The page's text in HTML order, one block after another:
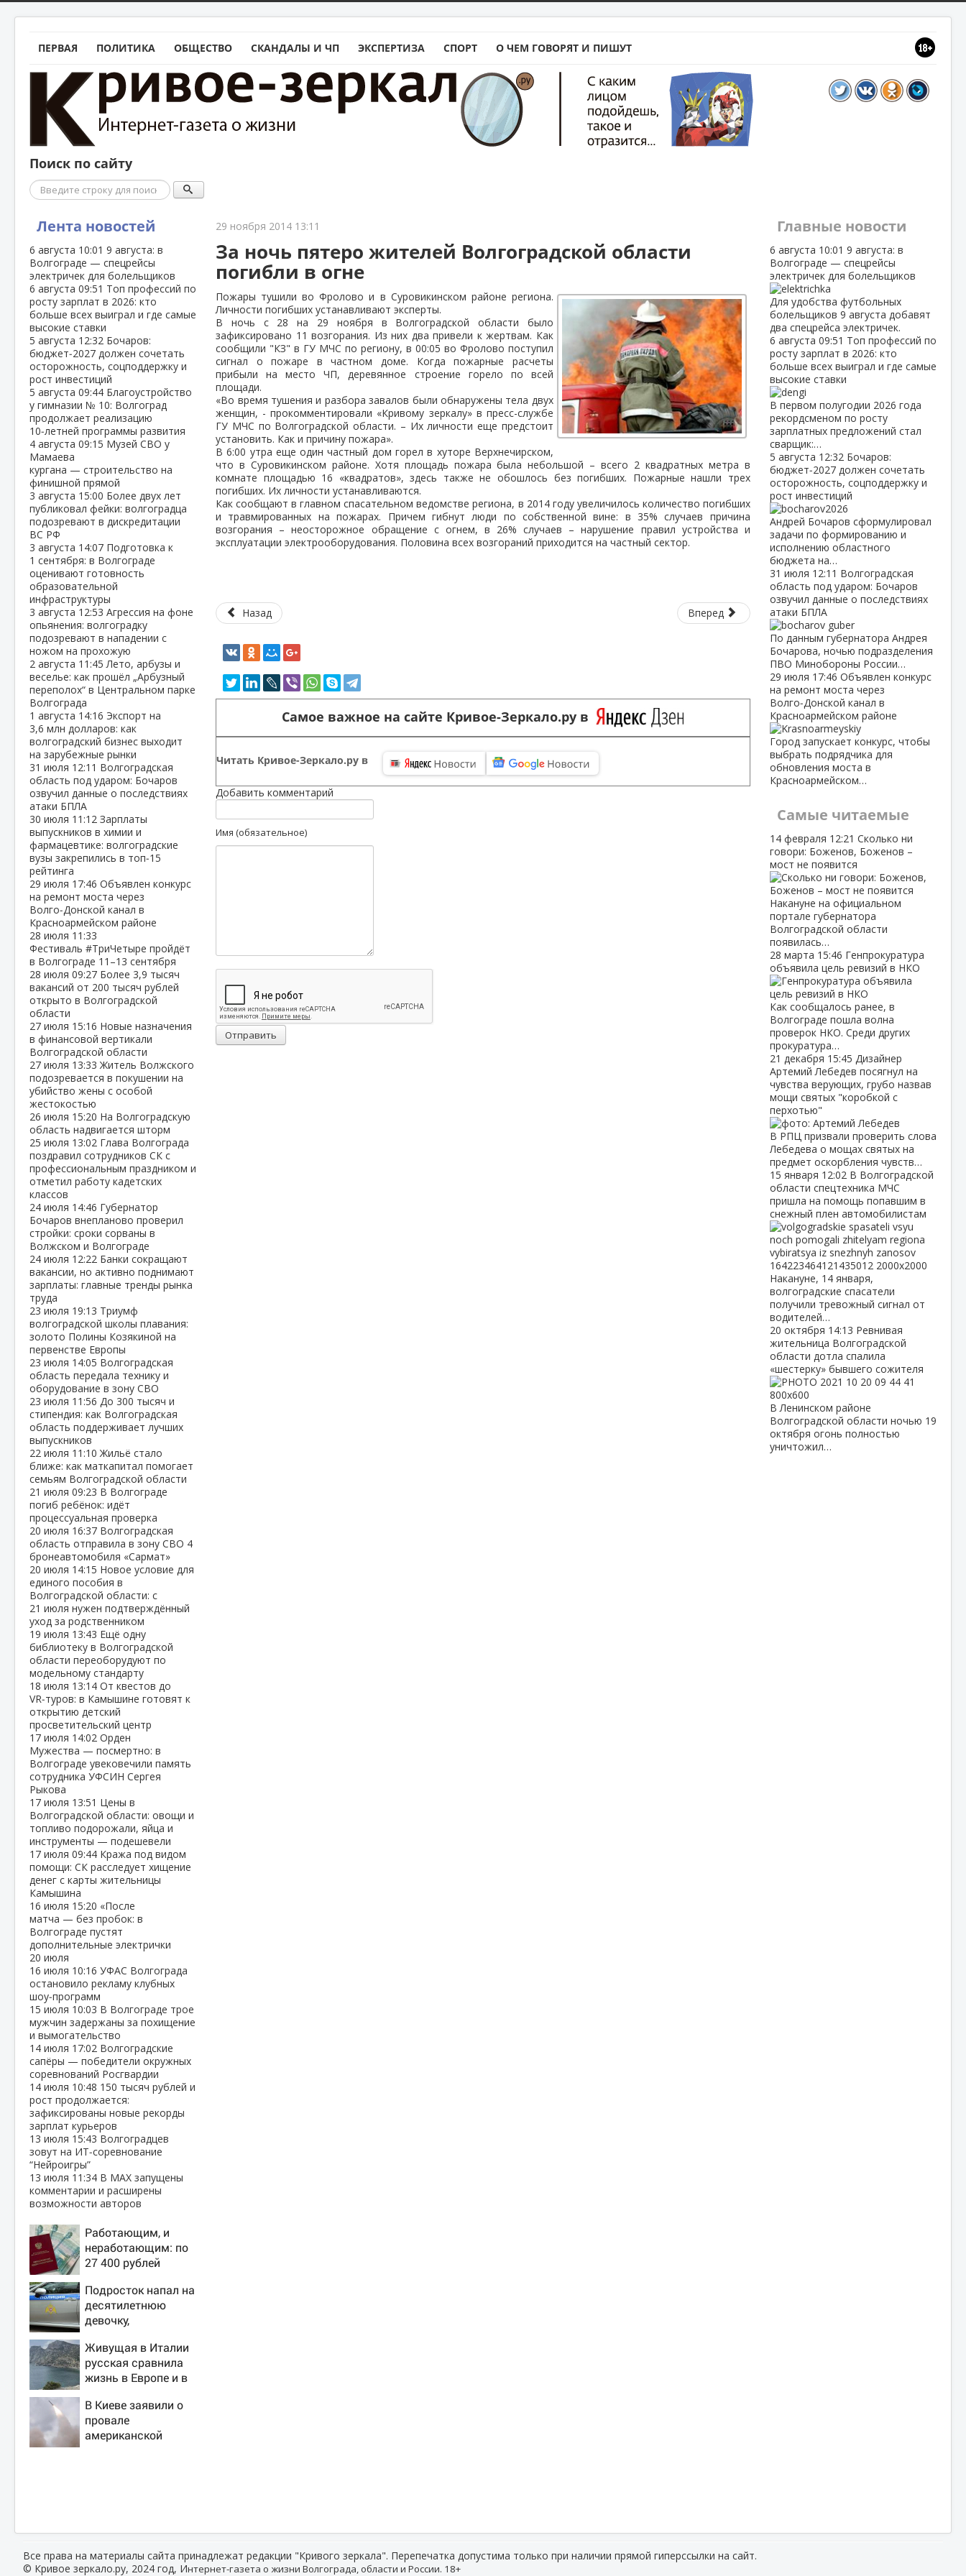
ПЕРВАЯ ПОЛИТИКА ОБЩЕСТВО СКАНДАЛЫ И ЧП ЭКСПЕРТИЗА СПОРТ О ЧЕМ ГОВОРЯТ И ПИШУТ
Поиск по сайту
Поиск
Лента новостей
6 августа 10:01 9 августа: в
Волгограде — спецрейсы
электричек для болельщиков
6 августа 09:51 Топ профессий по
росту зарплат в 2026: кто
больше всех выиграл и где самые
высокие ставки
5 августа 12:32 Бочаров:
бюджет‑2027 должен сочетать
осторожность, соцподдержку и
рост инвестиций
5 августа 09:44 Благоустройство
у гимназии № 10: Волгоград
продолжает реализацию
10‑летней программы развития
4 августа 09:15 Музей СВО у
Мамаева
кургана — строительство на
финишной прямой
3 августа 15:00 Более двух лет
публиковал фейки: волгоградца
подозревают в дискредитации
ВС РФ
3 августа 14:07 Подготовка к
1 сентября: в Волгограде
оценивают готовность
образовательной
инфраструктуры
3 августа 12:53 Агрессия на фоне
опьянения: волгоградку
подозревают в нападении с
ножом на прохожую
2 августа 11:45Лето, арбузы и
веселье: как прошёл „Арбузный
переполох“ в Центральном парке
Волгограда
1 августа 14:16 Экспорт на
3,6 млн долларов: как
волгоградский бизнес выходит
на зарубежные рынки
31 июля 12:11 Волгоградская
область под ударом: Бочаров
озвучил данные о последствиях
атаки БПЛА
30 июля 11:12 Зарплаты
выпускников в химии и
фармацевтике: волгоградские
вузы закрепились в топ‑15
рейтинга
29 июля 17:46 Объявлен конкурс
на ремонт моста через
Волго‑Донской канал в
Красноармейском районе
28 июля 11:33
Фестиваль #ТриЧетыре пройдёт
в Волгограде 11–13 сентября
28 июля 09:27 Более 3,9 тысяч
вакансий от 200 тысяч рублей
открыто в Волгоградской
области
27 июля 15:16 Новые назначения
в финансовой вертикали
Волгоградской области
27 июля 13:33Житель Волжского
подозревается в покушении на
убийство жены с особой
жестокостью
26 июля 15:20 На Волгоградскую
область надвигается шторм
25 июля 13:02 Глава Волгограда
поздравил сотрудников СК с
профессиональным праздником и
отметил работу кадетских
классов
24 июля 14:46 Губернатор
Бочаров внепланово проверил
стройки: сроки сорваны в
Волжском и Волгограде
24 июля 12:22 Банки сокращают
вакансии, но активно поднимают
зарплаты: главные тренды рынка
труда
23 июля 19:13 Триумф
волгоградской школы плавания:
золото Полины Козякиной на
первенстве Европы
23 июля 14:05 Волгоградская
область передала технику и
оборудование в зону СВО
23 июля 11:56 До 300 тысяч и
стипендия: как Волгоградская
область поддерживает лучших
выпускников
22 июля 11:10Жильё стало
ближе: как маткапитал помогает
семьям Волгоградской области
21 июля 09:23 В Волгограде
погиб ребёнок: идёт
процессуальная проверка
20 июля 16:37 Волгоградская
область отправила в зону СВО 4
бронеавтомобиля «Сармат»
20 июля 14:15 Новое условие для
единого пособия в
Волгоградской области: с
21 июля нужен подтверждённый
уход за родственником
19 июля 13:43 Ещё одну
библиотеку в Волгоградской
области переоборудуют по
модельному стандарту
18 июля 13:14 От квестов до
VR‑туров: в Камышине готовят к
открытию детский
просветительский центр
17 июля 14:02 Орден
Мужества — посмертно: в
Волгограде увековечили память
сотрудника УФСИН Сергея
Рыкова
17 июля 13:51 Цены в
Волгоградской области: овощи и
топливо подорожали, яйца и
инструменты — подешевели
17 июля 09:44 Кража под видом
помощи: СК расследует хищение
денег с карты жительницы
Камышина
16 июля 15:20 «После
матча — без пробок: в
Волгограде пустят
дополнительные электрички
20 июля
16 июля 10:16 УФАС Волгограда
остановило рекламу клубных
шоу‑программ
15 июля 10:03 В Волгограде трое
мужчин задержаны за похищение
и вымогательство
14 июля 17:02 Волгоградские
сапёры — победители окружных
соревнований Росгвардии
14 июля 10:48 150 тысяч рублей и
рост продолжается:
зафиксированы новые рекорды
зарплат курьеров
13 июля 15:43 Волгоградцев
зовут на ИТ‑соревнование
“Нейроигры”
13 июля 11:34 В МАХ запущены
комментарии и расширены
возможности авторов
Работающим, и
неработающим: по
27 400 рублей
в сентябре -
PrimaMedia.ru
Подросток напал на
десятилетнюю
девочку,
квартиру
Живущая в Италии
русская сравнила
жизнь в Европе и в
В Киеве заявили о
провале
американской
29 ноября 2014 13:11
За ночь пятеро жителей Волгоградской области
погибли в огне
Пожары тушили во Фролово и в Суровикинском районе региона.
Личности погибших устанавливают эксперты.
В ночь с 28 на 29 ноября в Волгоградской области было
зафиксировано 11 возгорания. Из них два привели к жертвам. Как
сообщили "КЗ" в ГУ МЧС по региону, в 00:05 во Фролово поступил
сигнал о пожаре в частном доме. Когда пожарные расчеты
прибыли на место ЧП, деревянное строение горело по всей
площади.
«Во время тушения и разбора завалов были обнаружены тела двух
женщин, - прокомментировали «Кривому зеркалу» в пресс-службе
ГУ МЧС по Волгоградской области. – Их личности еще предстоит
установить. Как и причину пожара».
В 6:00 утра еще один частный дом горел в хуторе Верхнечирском,
что в Суровикинском районе. Хотя площадь пожара была небольшой – всего 2 квадратных метра в
комнате площадью 16 «квадратов», здесь также не обошлось без погибших. Пожарные нашли трех
погибших. Их личности устанавливаются.
Как сообщают в главном спасательном ведомстве региона, в 2014 году увеличилось количество погибших
и травмированных на пожарах. Причем гибнут люди по собственной вине: в 35% случаев причина
возгорания – неосторожное обращение с огнем, в 26% случаев – нарушение правил устройства и
эксплуатации электрооборудования. Половина всех возгораний приходится на частный сектор.
Назад Вперед
Самое важное на сайте Кривое-Зеркало.ру в
Читать Кривое-Зеркало.ру в
Добавить комментарий
Имя (обязательное)
Отправить
Главные новости
6 августа 10:01 9 августа: в
Волгограде — спецрейсы
электричек для болельщиков
Для удобства футбольных
болельщиков 9 августа добавят
два спецрейса электричек.
6 августа 09:51 Топ профессий по
росту зарплат в 2026: кто
больше всех выиграл и где самые
высокие ставки
В первом полугодии 2026 года
рекордсменом по росту
зарплатных предложений стал
сварщик:…
5 августа 12:32 Бочаров:
бюджет‑2027 должен сочетать
осторожность, соцподдержку и
рост инвестиций
Андрей Бочаров сформулировал
задачи по формированию и
исполнению областного
бюджета на…
31 июля 12:11 Волгоградская
область под ударом: Бочаров
озвучил данные о последствиях
атаки БПЛА
По данным губернатора Андрея
Бочарова, ночью подразделения
ПВО Минобороны России…
29 июля 17:46 Объявлен конкурс
на ремонт моста через
Волго‑Донской канал в
Красноармейском районе
Город запускает конкурс, чтобы
выбрать подрядчика для
обновления моста в
Красноармейском…
Самые читаемые
14 февраля 12:21 Сколько ни
говори: Боженов, Боженов –
мост не появится
Накануне на официальном
портале губернатора
Волгоградской области
появилась…
28 марта 15:46 Генпрокуратура
объявила цель ревизий в НКО
Как сообщалось ранее, в
Волгограде пошла волна
проверок НКО. Среди других
прокуратура…
21 декабря 15:45 Дизайнер
Артемий Лебедев посягнул на
чувства верующих, грубо назвав
мощи святых "коробкой с
перхотью"
В РПЦ призвали проверить слова
Лебедева о мощах святых на
предмет оскорбления чувств…
15 января 12:02 В Волгоградской
области спецтехника МЧС
пришла на помощь попавшим в
снежный плен автомобилистам
Накануне, 14 января,
волгоградские спасатели
получили тревожный сигнал от
водителей…
20 октября 14:13 Ревнивая
жительница Волгоградской
области дотла спалила
«шестерку» бывшего сожителя
В Ленинском районе
Волгоградской области ночью 19
октября огонь полностью
уничтожил…
Все права на материалы сайта принадлежат редакции "Кривого зеркала". Перепечатка допустима только при наличии прямой гиперссылки на сайт.
© Кривое зеркало.ру, 2024 год, Интернет-газета о жизни Волгограда, области и России. 18+